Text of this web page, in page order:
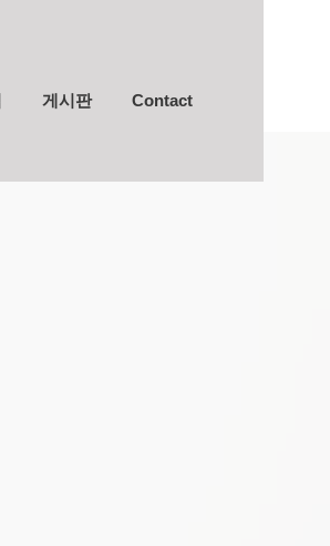
게시판 Contact